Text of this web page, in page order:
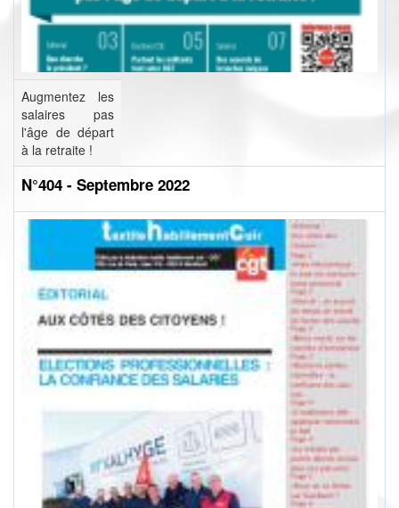
Augmentez les
salaires pas
l'âge de départ
à la retraite !
N°404 - Septembre 2022